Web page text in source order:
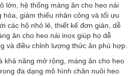
lớn, hệ thống máng ăn cho heo nái
giảm thiểu nhân công và tối ưu
các hộ nhỏ lẻ, thiết kế đơn giản, dễ
ăn cho heo nái inox giúp họ dễ
và điều chỉnh lượng thức ăn phù hợp.
khả năng mở rộng, máng ăn cho heo
đa dạng mô hình chăn nuôi heo